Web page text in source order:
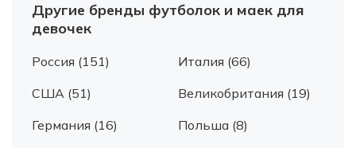
Другие бренды футболок и маек для
девочек
Россия (151)
Италия (66)
США (51)
Великобритания (19)
Германия (16)
Польша (8)